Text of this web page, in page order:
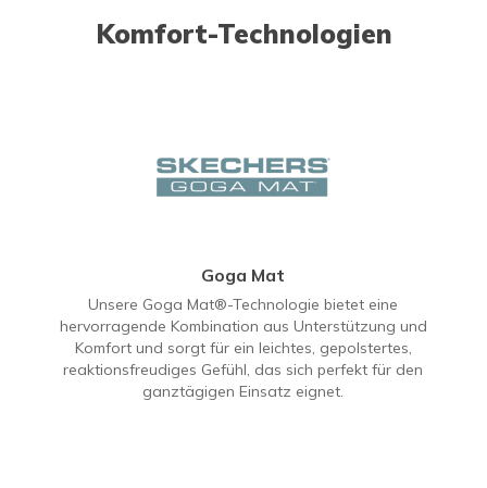
Komfort-Technologien
Goga Mat
Unsere Goga Mat®-Technologie bietet eine
hervorragende Kombination aus Unterstützung und
Komfort und sorgt für ein leichtes, gepolstertes,
reaktionsfreudiges Gefühl, das sich perfekt für den
ganztägigen Einsatz eignet.